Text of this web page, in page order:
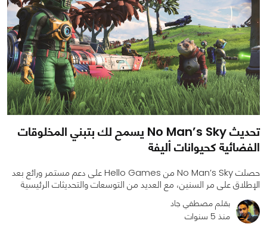
تحديث No Man’s Sky يسمح لك بتبني المخلوقات
الفضائية كحيوانات أليفة
حصلت No Man’s Sky من Hello Games على دعم مستمر ورائع بعد
الإطلاق على مر السنين، مع العديد من التوسعات والتحديثات الرئيسية
بقلم مصطفي جاد
منذ 5 سنوات